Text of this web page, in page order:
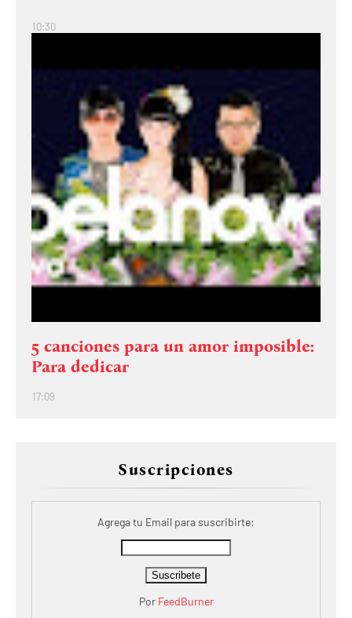
10:30
5 canciones para un amor imposible:
Para dedicar
17:09
Suscripciones
Agrega tu Email para suscribirte:
Por FeedBurner